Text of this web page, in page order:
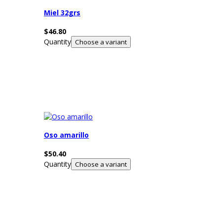
Miel 32grs
$46.80
Quantity
Oso amarillo
$50.40
Quantity